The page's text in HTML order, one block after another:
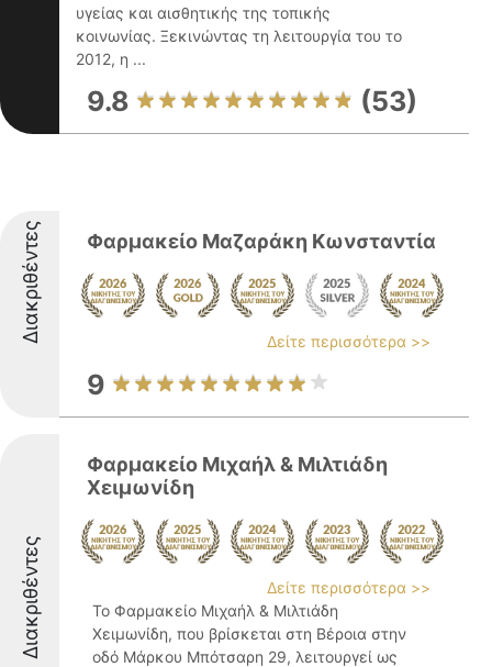
υγείας και αισθητικής της τοπικής
κοινωνίας. Ξεκινώντας τη λειτουργία του το
2012, η ...
9.8 (53)
Διακριθέντες Φαρμακείο Μαζαράκη Κωνσταντία
Δείτε περισσότερα >>
9
Διακριθέντες
Φαρμακείο Μιχαήλ & Μιλτιάδη
Χειμωνίδη
Δείτε περισσότερα >>
Το Φαρμακείο Μιχαήλ & Μιλτιάδη
Χειμωνίδη, που βρίσκεται στη Βέροια στην
οδό Μάρκου Μπότσαρη 29, λειτουργεί ως